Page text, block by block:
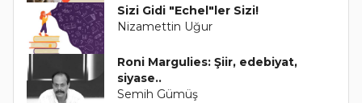
Sizi Gidi "Echel"ler Sizi!
Nizamettin Uğur
Roni Margulies: Şiir, edebiyat,
siyase..
Semih Gümüş